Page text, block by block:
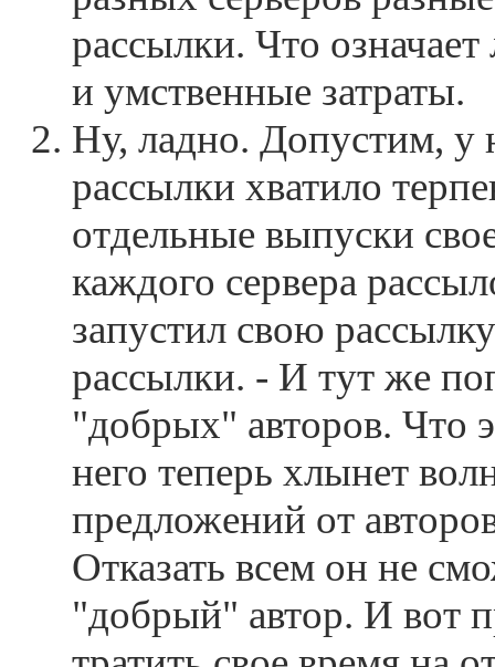
рассылки. Что
и умственные затраты.
Ну, ладно. Допустим, у
рассылки хватило
отдельные выпуски
каждого сервера
запустил свою
рассылки. - И тут же
"добрых" авторов. Что
него теперь хлынет
предложений от
Отказать всем он не
"добрый" автор. И вот